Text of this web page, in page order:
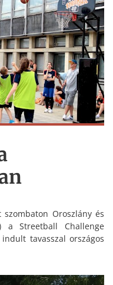
Oroszlány és
a Streetball Challenge
tavasszal országos